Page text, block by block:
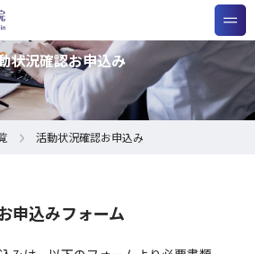
状況確認お申込み
活動状況確認お申込み
申込みフォーム